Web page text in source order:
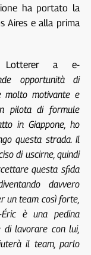
ha portato la
Aires e alla prima
Lotterer a e-
opportunità di
molto motivante e
pilota di formule
in Giappone, ho
questa strada. Il
di uscirne, quindi
questa sfida
davvero
un team così forte,
è una pedina
di lavorare con lui,
il team, parlo